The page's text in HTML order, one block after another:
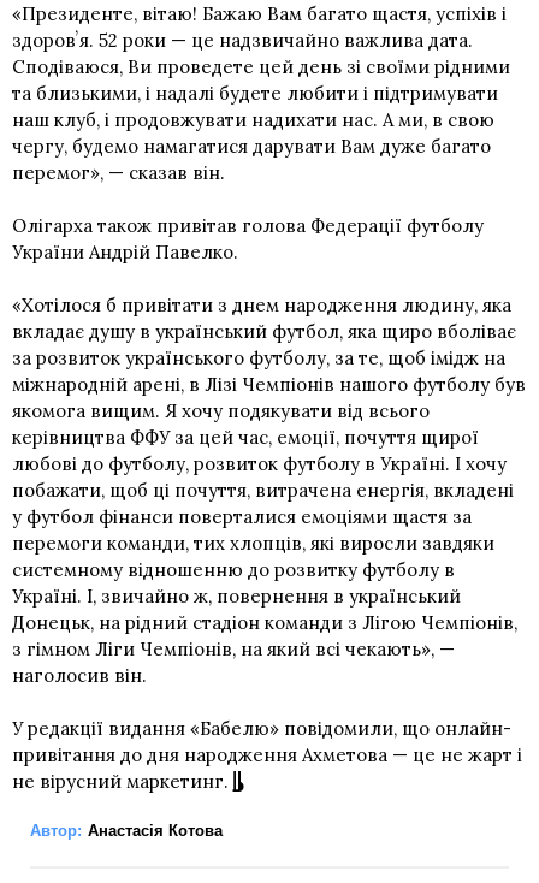
«Президенте, вітаю! Бажаю Вам багато щастя, успіхів і
здоровʼя. 52 роки — це надзвичайно важлива дата.
Сподіваюся, Ви проведете цей день зі своїми рідними
та близькими, і надалі будете любити і підтримувати
наш клуб, і продовжувати надихати нас. А ми, в свою
чергу, будемо намагатися дарувати Вам дуже багато
перемог», — сказав він.
Олігарха також привітав голова Федерації футболу
України Андрій Павелко.
«Хотілося б привітати з днем народження людину, яка
вкладає душу в український футбол, яка щиро вболіває
за розвиток українського футболу, за те, щоб імідж на
міжнародній арені, в Лізі Чемпіонів нашого футболу був
якомога вищим. Я хочу подякувати від всього
керівництва ФФУ за цей час, емоції, почуття щирої
любові до футболу, розвиток футболу в Україні. І хочу
побажати, щоб ці почуття, витрачена енергія, вкладені
у футбол фінанси поверталися емоціями щастя за
перемоги команди, тих хлопців, які виросли завдяки
системному відношенню до розвитку футболу в
Україні. І, звичайно ж, повернення в український
Донецьк, на рідний стадіон команди з Лігою Чемпіонів,
з гімном Ліги Чемпіонів, на який всі чекають», —
наголосив він.
У редакції видання «Бабелю» повідомили, що онлайн-
привітання до дня народження Ахметова — це не жарт і
не вірусний маркетинг.
Автор: Анастасія Котова